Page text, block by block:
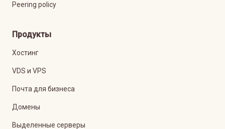
Peering policy
Продукты
Хостинг
VDS и VPS
Почта для бизнеса
Домены
Выделенные серверы